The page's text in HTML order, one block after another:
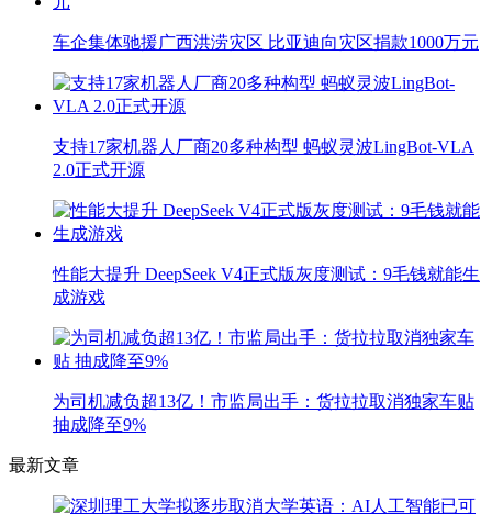
车企集体驰援广西洪涝灾区 比亚迪向灾区捐款1000万元
支持17家机器人厂商20多种构型 蚂蚁灵波LingBot-VLA
2.0正式开源
性能大提升 DeepSeek V4正式版灰度测试：9毛钱就能生
成游戏
为司机减负超13亿！市监局出手：货拉拉取消独家车贴
抽成降至9%
最新文章